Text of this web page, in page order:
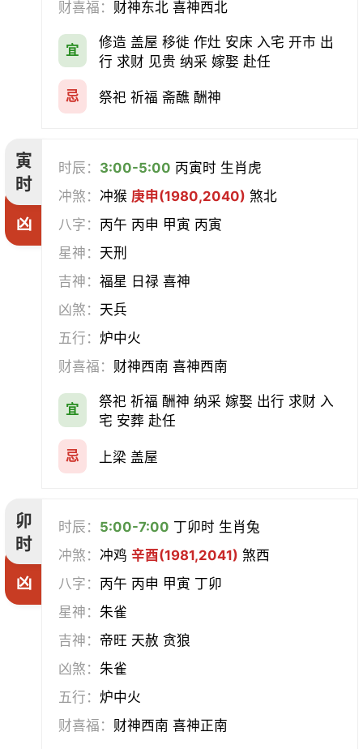
会亲友 伐木 架马 扫舍
入学
断蚁 归岫 修坟
破土 安葬 立碑
除服 移柩
修墓 塞穴
财喜福： 财神东北 喜神西北
宜
修造 盖屋 移徙 作灶 安床 入宅 开市 出
行 求财 见贵 纳采 嫁娶 赴任
忌 祭祀 祈福 斋醮 酬神
寅
时
凶
时辰： 3:00-5:00 丙寅时 生肖虎
冲煞：冲猴 庚申(1980,2040) 煞北
八字： 丙午 丙申 甲寅 丙寅
星神： 天刑
吉神：福星 日禄 喜神
凶煞： 天兵
五行： 炉中火
财喜福： 财神西南 喜神西南
宜
祭祀 祈福 酬神 纳采 嫁娶 出行 求财 入
宅 安葬 赴任
忌 上梁 盖屋
卯
时
凶
时辰： 5:00-7:00 丁卯时 生肖兔
冲煞：冲鸡辛酉(1981,2041) 煞西
八字： 丙午 丙申 甲寅 丁卯
星神：朱雀
吉神： 帝旺 天赦 贪狼
凶煞：朱雀
五行： 炉中火
财喜福： 财神西南 喜神正南